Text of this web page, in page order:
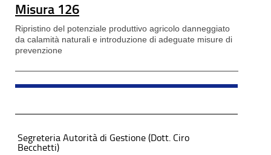
Misura 126
Ripristino del potenziale produttivo agricolo danneggiato
da calamità naturali e introduzione di adeguate misure di
prevenzione
Segreteria Autorità di Gestione (Dott. Ciro
Becchetti)